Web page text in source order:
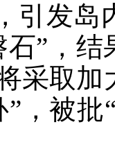
引发
”，
采取
，被